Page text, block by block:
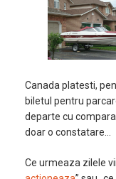
Canada platesti,
biletul pentru
departe cu
doar o constatare…
Ce urmeaza zilele